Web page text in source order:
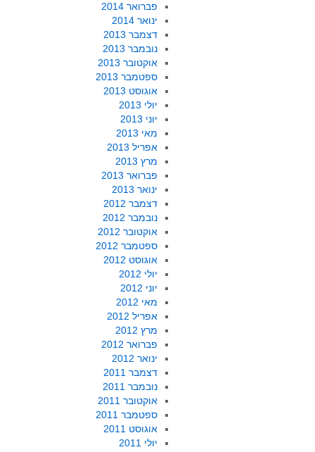
פברואר 2014
ינואר 2014
דצמבר 2013
נובמבר 2013
אוקטובר 2013
ספטמבר 2013
אוגוסט 2013
יולי 2013
יוני 2013
מאי 2013
אפריל 2013
מרץ 2013
פברואר 2013
ינואר 2013
דצמבר 2012
נובמבר 2012
אוקטובר 2012
ספטמבר 2012
אוגוסט 2012
יולי 2012
יוני 2012
מאי 2012
אפריל 2012
מרץ 2012
פברואר 2012
ינואר 2012
דצמבר 2011
נובמבר 2011
אוקטובר 2011
ספטמבר 2011
אוגוסט 2011
יולי 2011